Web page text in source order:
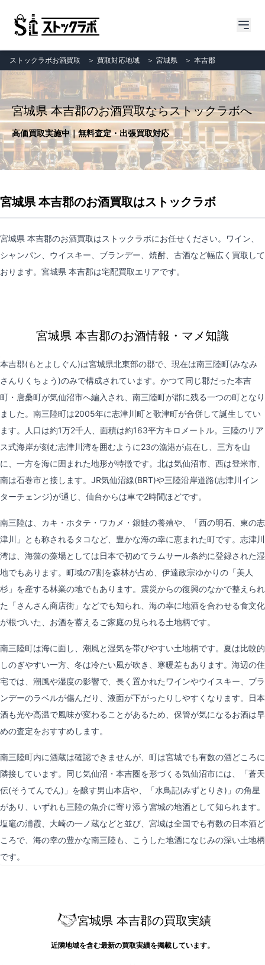
ストックラボお酒買取 ＞ 買取対応地域 ＞ 宮城県 ＞ 本吉郡
宮城県 本吉郡のお酒買取ならストックラボへ
高価買取実施中｜無料査定・出張買取対応
宮城県 本吉郡のお酒買取はストックラボ
宮城県 本吉郡のお酒買取はストックラボにお任せください。ワイン、
シャンパン、ウイスキー、ブランデー、焼酎、古酒など幅広く買取して
おります。宮城県 本吉郡は宅配買取エリアです。
宮城県 本吉郡のお酒情報・マメ知識
本吉郡(もとよしぐん)は宮城県北東部の郡で、現在は南三陸町(みなみ
さんりくちょう)のみで構成されています。かつて同じ郡だった本吉
町・唐桑町が気仙沼市へ編入され、南三陸町が郡に残る一つの町となり
ました。南三陸町は2005年に志津川町と歌津町が合併して誕生してい
ます。人口は約1万2千人、面積は約163平方キロメートル。三陸のリア
ス式海岸が刻む志津川湾を囲むように23の漁港が点在し、三方を山
に、一方を海に囲まれた地形が特徴です。北は気仙沼市、西は登米市、
南は石巻市と接します。JR気仙沼線(BRT)や三陸沿岸道路(志津川イン
ターチェンジ)が通じ、仙台からは車で2時間ほどです。
南三陸は、カキ・ホタテ・ワカメ・銀鮭の養殖や、「西の明石、東の志
津川」とも称されるタコなど、豊かな海の幸に恵まれた町です。志津川
湾は、海藻の藻場としては日本で初めてラムサール条約に登録された湿
地でもあります。町域の7割を森林が占め、伊達政宗ゆかりの「美人
杉」を産する林業の地でもあります。震災からの復興のなかで整えられ
た「さんさん商店街」などでも知られ、海の幸に地酒を合わせる食文化
が根づいた、お酒を蓄えるご家庭の見られる土地柄です。
南三陸町は海に面し、潮風と湿気を帯びやすい土地柄です。夏は比較的
しのぎやすい一方、冬は冷たい風が吹き、寒暖差もあります。海辺の住
宅では、潮風や湿度の影響で、長く置かれたワインやウイスキー、ブラ
ンデーのラベルが傷んだり、液面が下がったりしやすくなります。日本
酒も光や高温で風味が変わることがあるため、保管が気になるお酒は早
めの査定をおすすめします。
南三陸町内に酒蔵は確認できませんが、町は宮城でも有数の酒どころに
隣接しています。同じ気仙沼・本吉圏を形づくる気仙沼市には、「蒼天
伝(そうてんでん)」を醸す男山本店や、「水鳥記(みずとりき)」の角星
があり、いずれも三陸の魚介に寄り添う宮城の地酒として知られます。
塩竈の浦霞、大崎の一ノ蔵などと並び、宮城は全国でも有数の日本酒ど
ころで、海の幸の豊かな南三陸も、こうした地酒になじみの深い土地柄
です。
宮城県 本吉郡の買取実績
近隣地域を含む最新の買取実績を掲載しています。